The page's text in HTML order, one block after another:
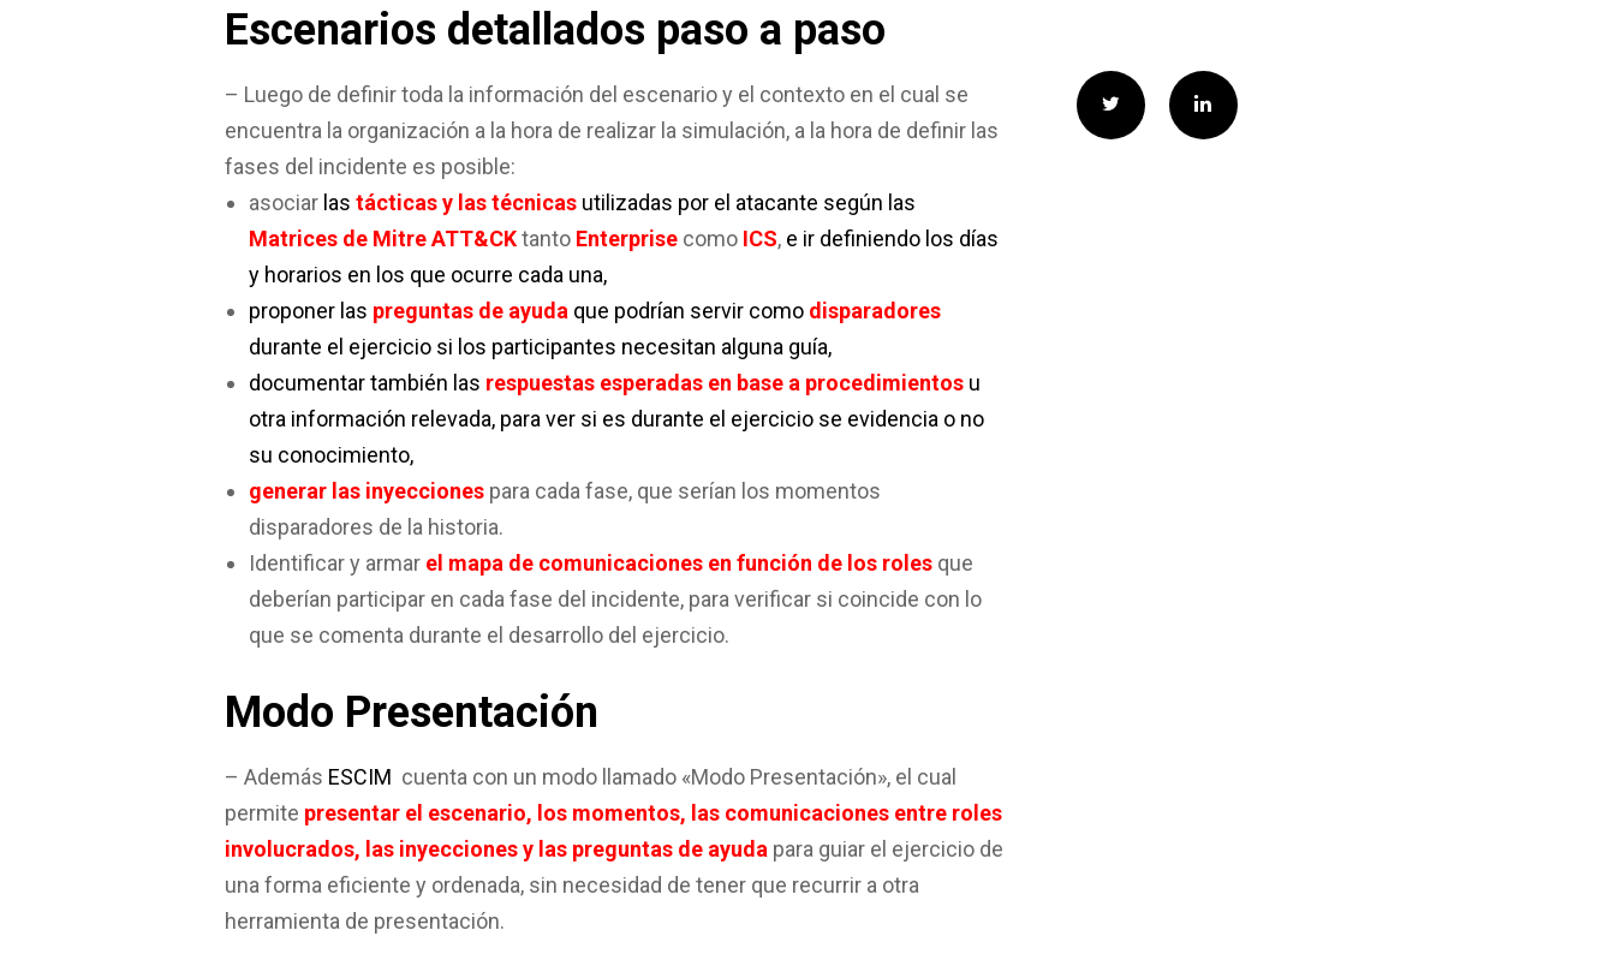
Escenarios detallados paso a paso
– Luego de definir toda la información del escenario y el contexto en el cual se
encuentra la organización a la hora de realizar la simulación, a la hora de definir las
fases del incidente es posible:
asociar las tácticas y las técnicas utilizadas por el atacante según las
Matrices de Mitre ATT&CKtanto Enterprise como ICS, e ir definiendo los días
y horarios en los que ocurre cada una,
proponer las preguntas de ayuda que podrían servir como disparadores
durante el ejercicio si los participantes necesitan alguna guía,
documentar también las respuestas esperadas en base a procedimientos u
otra información relevada, para ver si es durante el ejercicio se evidencia o no
su conocimiento,
generar las inyecciones para cada fase, que serían los momentos
disparadores de la historia.
Identificar y armar el mapa de comunicaciones en función de los roles que
deberían participar en cada fase del incidente, para verificar si coincide con lo
que se comenta durante el desarrollo del ejercicio.
Modo Presentación
– Además ESCIM cuenta con un modo llamado «Modo Presentación», el cual
permite presentar el escenario, los momentos, las comunicaciones entre roles
involucrados, las inyecciones y las preguntas de ayuda para guiar el ejercicio de
una forma eficiente y ordenada, sin necesidad de tener que recurrir a otra
herramienta de presentación.